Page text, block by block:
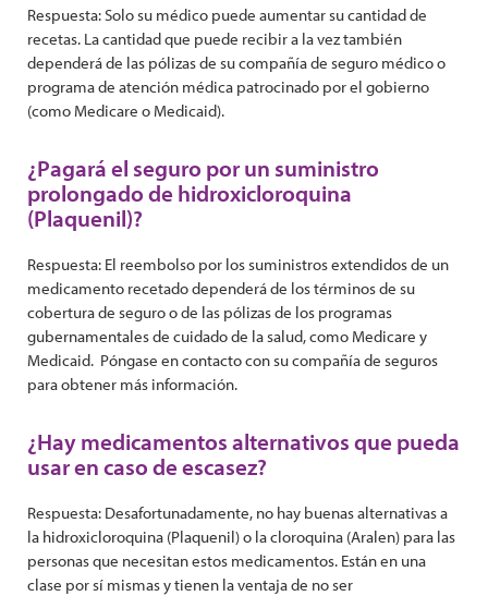
Respuesta: Solo su médico puede aumentar su cantidad de
recetas. La cantidad que puede recibir a la vez también
dependerá de las pólizas de su compañía de seguro médico o
programa de atención médica patrocinado por el gobierno
(como Medicare o Medicaid).
¿Pagará el seguro por un suministro
prolongado de hidroxicloroquina
(Plaquenil)?
Respuesta: El reembolso por los suministros extendidos de un
medicamento recetado dependerá de los términos de su
cobertura de seguro o de las pólizas de los programas
gubernamentales de cuidado de la salud, como Medicare y
Medicaid. Póngase en contacto con su compañía de seguros
para obtener más información.
¿Hay medicamentos alternativos que pueda
usar en caso de escasez?
Respuesta: Desafortunadamente, no hay buenas alternativas a
la hidroxicloroquina (Plaquenil) o la cloroquina (Aralen) para las
personas que necesitan estos medicamentos. Están en una
clase por sí mismas y tienen la ventaja de no ser